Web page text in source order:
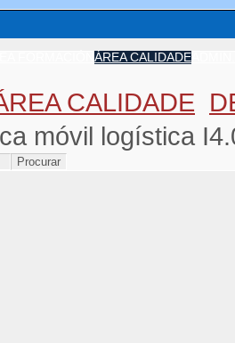
ÁREA CALIDADE
CALIDADE
móvil logística